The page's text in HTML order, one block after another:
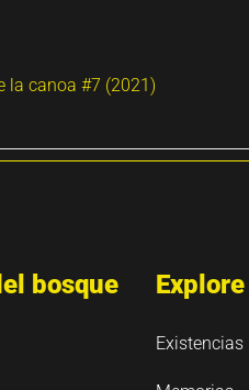
la canoa #7 (2021)
bosque Explore
Existencias